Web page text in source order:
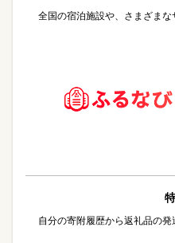
全国の宿泊施設や、さまざまな
自分の寄附履歴から返礼品の発